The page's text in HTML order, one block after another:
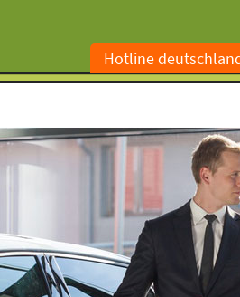
Hotline